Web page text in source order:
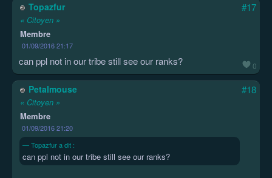
Topazfur
« Citoyen »
Membre
01/09/2016 21:17
#17
0
can ppl not in our tribe still see our ranks?
Petalmouse
« Citoyen »
Membre
01/09/2016 21:20
#18
Topazfur a dit :
can ppl not in our tribe still see our ranks?